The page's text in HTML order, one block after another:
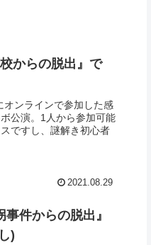
からの脱出』で
オンラインで参加した感
公演。1人から参加可能
ですし、謎解き初心者
2021.08.29
件からの脱出​』
)